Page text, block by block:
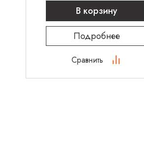
В корзину
Подробнее
Сравнить